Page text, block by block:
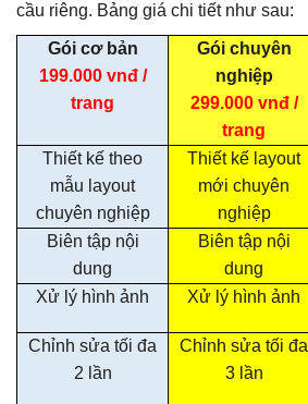
cầu riêng. Bảng giá chi tiết như sau:
Gói cơ bản
199.000 vnđ /
trang
Gói chuyên
nghiệp
299.000 vnđ /
trang
Thiết kế theo
mẫu layout
chuyên nghiệp
Thiết kế layout
mới chuyên
nghiệp
Biên tập nội
dung
Biên tập nội
dung
Xử lý hình ảnh
Xử lý hình ảnh
Chỉnh sửa tối đa
2 lần
Chỉnh sửa tối đa
3 lần